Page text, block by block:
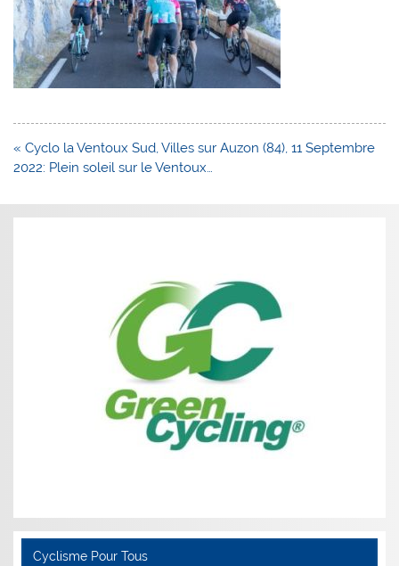
Navigation
de
« Cyclo la Ventoux Sud, Villes sur Auzon (84), 11 Septembre
2022: Plein soleil sur le Ventoux…
Cyclisme Pour Tous